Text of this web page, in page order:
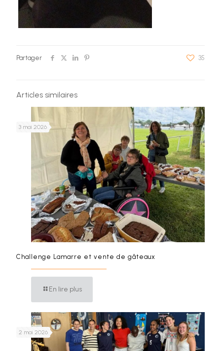
Partager 35
Articles similaires
3 mai 2026
Challenge Lamarre et vente de gâteaux
En lire plus
2 mai 2026